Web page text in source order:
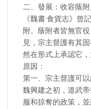
二、發展：收容蔭
《魏書·食貨志》曾
附。蔭附者皆無官
見，宗主督護有其
然在形式上承認它
原因：
第一、宗主督護可
魏興建之初，道武
服和掠奪的政策，